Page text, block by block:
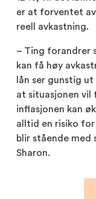
er at forventet
reell avkastning.
– Ting forandrer
kan få høy
lån ser gunstig
at situasjonen vil
inflasjonen kan
alltid en risiko
blir stående med
Sharon.